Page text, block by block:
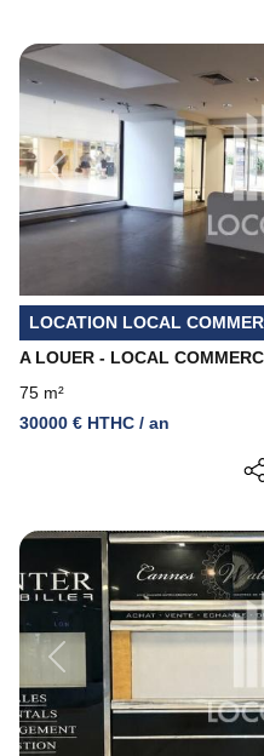
Previous
LOCATION LOCAL
A LOUER - LOCAL
75 m²
30000 € HTHC / an
Previous